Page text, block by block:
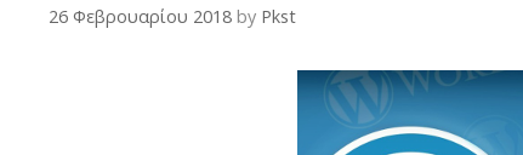
26 Φεβρουαρίου 2018 by Pkst